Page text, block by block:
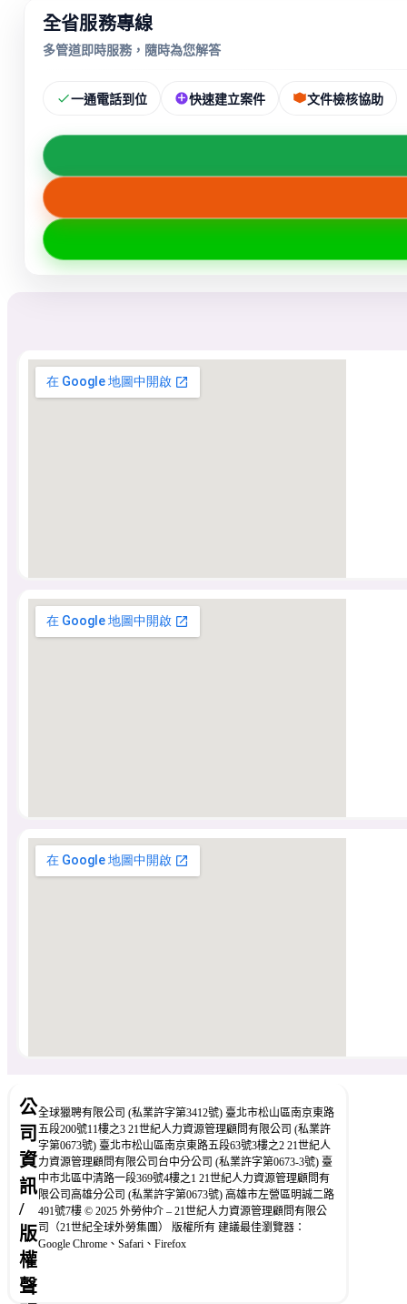
全省服務專線
多管道即時服務，隨時為您解答
一通電話到位 快速建立案件 文件檢核協助
公
司
資
訊
/
版
權
聲
全球獵聘有限公司 (私業許字第3412號) 臺北市松山區南京東路
五段200號11樓之3 21世紀人力資源管理顧問有限公司 (私業許
字第0673號) 臺北市松山區南京東路五段63號3樓之2 21世紀人
力資源管理顧問有限公司台中分公司 (私業許字第0673-3號) 臺
中市北區中清路一段369號4樓之1 21世紀人力資源管理顧問有
限公司高雄分公司 (私業許字第0673號) 高雄市左營區明誠二路
491號7樓 © 2025 外勞仲介 – 21世紀人力資源管理顧問有限公
司（21世紀全球外勞集團） 版權所有 建議最佳瀏覽器：
Google Chrome、Safari、Firefox